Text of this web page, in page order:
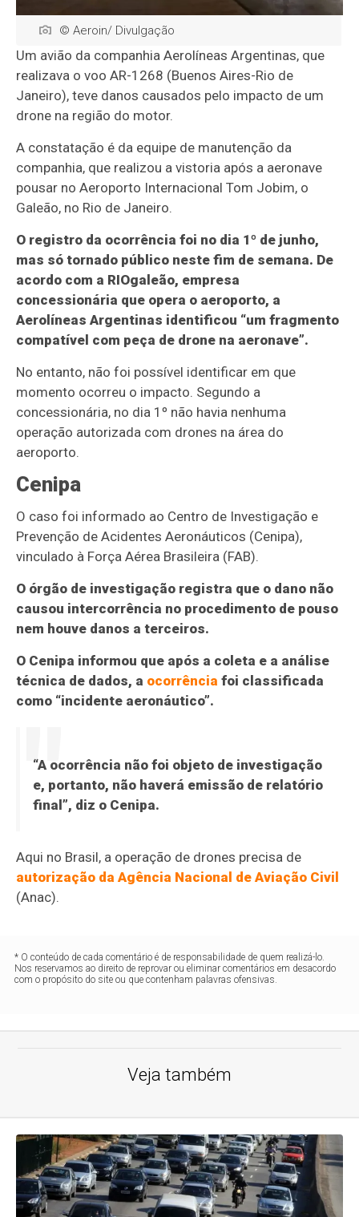
© Aeroin/ Divulgação
Um avião da companhia Aerolíneas Argentinas, que
realizava o voo AR-1268 (Buenos Aires-Rio de
Janeiro), teve danos causados pelo impacto de um
drone na região do motor.
A constatação é da equipe de manutenção da
companhia, que realizou a vistoria após a aeronave
pousar no Aeroporto Internacional Tom Jobim, o
Galeão, no Rio de Janeiro.
O registro da ocorrência foi no dia 1º de junho,
mas só tornado público neste fim de semana. De
acordo com a RIOgaleão, empresa
concessionária que opera o aeroporto, a
Aerolíneas Argentinas identificou “um fragmento
compatível com peça de drone na aeronave”.
No entanto, não foi possível identificar em que
momento ocorreu o impacto. Segundo a
concessionária, no dia 1º não havia nenhuma
operação autorizada com drones na área do
aeroporto.
Cenipa
O caso foi informado ao Centro de Investigação e
Prevenção de Acidentes Aeronáuticos (Cenipa),
vinculado à Força Aérea Brasileira (FAB).
O órgão de investigação registra que o dano não
causou intercorrência no procedimento de pouso
nem houve danos a terceiros.
O Cenipa informou que após a coleta e a análise
técnica de dados, a ocorrência foi classificada
como “incidente aeronáutico”.
“A ocorrência não foi objeto de investigação
e, portanto, não haverá emissão de relatório
final”, diz o Cenipa.
Aqui no Brasil, a operação de drones precisa de
autorização da Agência Nacional de Aviação Civil
(Anac).
* O conteúdo de cada comentário é de responsabilidade de quem realizá-lo.
Nos reservamos ao direito de reprovar ou eliminar comentários em desacordo
com o propósito do site ou que contenham palavras ofensivas.
Veja também